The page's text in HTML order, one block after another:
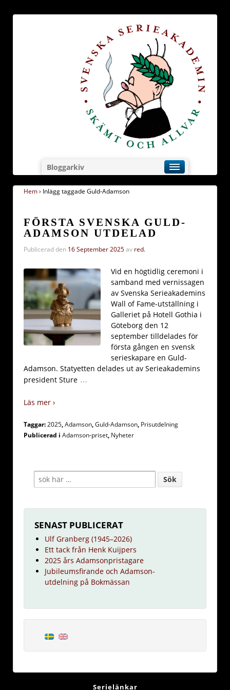
Bloggarkiv
Hem› Inlägg taggade Guld-Adamson
FÖRSTA SVENSKA GULD-
ADAMSON UTDELAD
Publicerad den 16 September 2025av red.
Vid en högtidlig ceremoni i
samband med vernissagen
av Svenska Serieakademins
Wall of Fame-utställning i
Galleriet på Hotell Gothia i
Göteborg den 12
september tilldelades för
första gången en svensk
serieskapare en Guld-
Adamson. Statyetten delades ut av Serieakademins
president Sture …
Läs mer ›
Taggar:2025,Adamson,Guld-Adamson, Prisutdelning
Publicerad i Adamson-priset, Nyheter
SENAST PUBLICERAT
Ulf Granberg (1945–2026)
Ett tack från Henk Kuijpers
2025 års Adamsonpristagare
Jubileumsfirande och Adamson-
utdelning på Bokmässan
Serielänkar